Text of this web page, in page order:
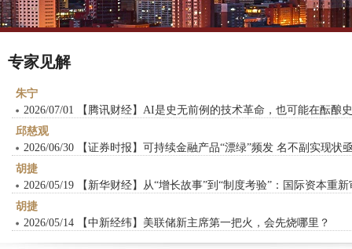
专家见解
朱宁
2026/07/01 【腾讯财经】AI是史无前例的技术革命，也可能在酝酿
邱慈观
2026/06/30 【证券时报】可持续金融产品“漂绿”频发 名不副实现状
胡捷
2026/05/19 【新华财经】从“增长故事”到“制度考验”：国际资本重
胡捷
2026/05/14 【中新经纬】美联储新主席第一把火，会先烧哪里？